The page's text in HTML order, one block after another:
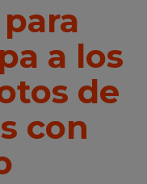
a los
de
con